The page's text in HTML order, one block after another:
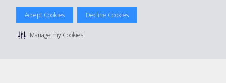
Accept Cookies Decline Cookies
Manage my Cookies
© 2026 The Hertz System, Inc.
Privacy Policy | Condizioni di Utilizzo |
Manage cookie preferences